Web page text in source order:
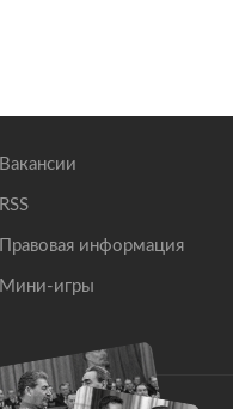
Вакансии
RSS
Правовая информация
Мини-игры